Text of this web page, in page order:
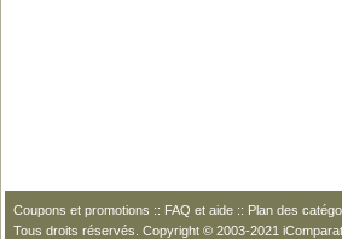
Coupons et promotions :: FAQ et aide :: Plan des
Tous droits réservés. Copyright © 2003-2021